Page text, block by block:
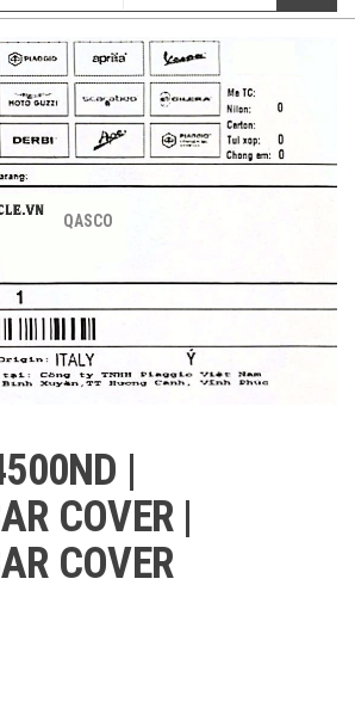
QASCO
|
COVER |
COVER